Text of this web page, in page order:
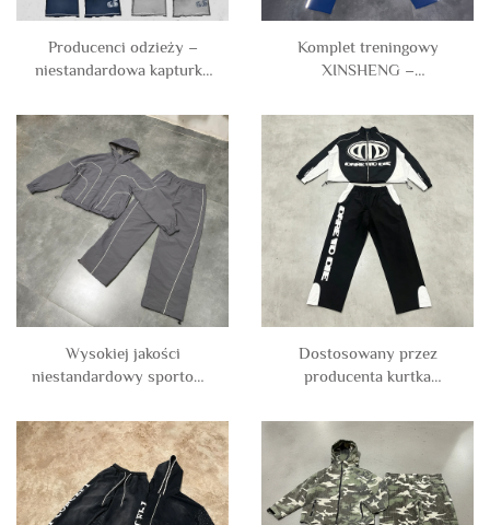
Producenci odzieży –
niestandardowa kapturka
color block z graficznym
nadrukiem, w stylu acid
wash i z efektem zużycia,
oraz t-shirty i spodnie
dresowe unisex dla
mężczyzn
Komplet treningowy
XINSHENG –
przeciwiatrzowa z
poliestru i nylonu z
odblaskowymi elementami
i zamkiem, wodoszczelna,
oraz spodnie – komplet
treningowy dla mężczyzn
Wysokiej jakości
niestandardowy sportowy
przeciwiatrzowa z nylonu
i poliestru z zamkiem, z
kapturem oraz spodnie –
komplet treningowy dla
mężczyzn
Dostosowany przez
producenta kurtka
nylonu w technice
patchwork i bloków
kolorów oraz spodnie –
stroje sportowe dla
mężczyzn